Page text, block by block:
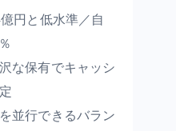
円と低水準／自
な保有でキャッシ
並行できるバラン